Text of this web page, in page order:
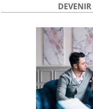
DEVENIR